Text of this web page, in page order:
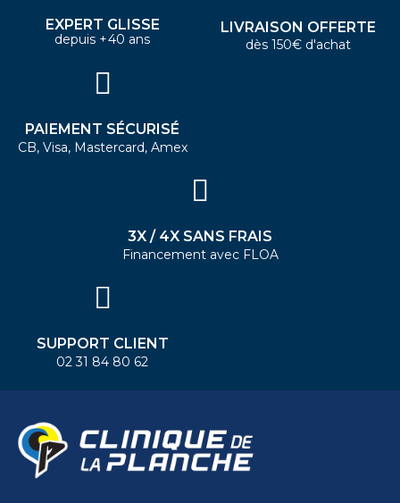
EXPERT GLISSE
depuis +40 ans
LIVRAISON OFFERTE
dès 150€ d'achat
PAIEMENT SÉCURISÉ
CB, Visa, Mastercard, Amex
3X / 4X SANS FRAIS
Financement avec FLOA
SUPPORT CLIENT
02 31 84 80 62